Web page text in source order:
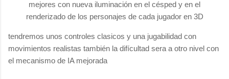
mejores con nueva iluminación en el césped y en el
renderizado de los personajes de cada jugador en 3D
tendremos unos controles clasicos y una jugabilidad con
movimientos realistas también la difícultad sera a otro nivel con
el mecanismo de IA mejorada